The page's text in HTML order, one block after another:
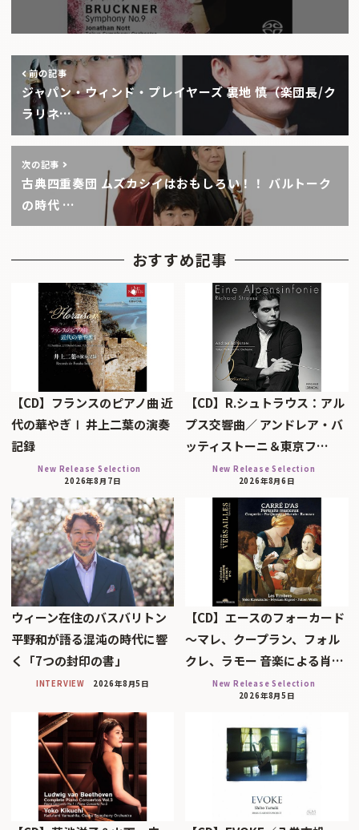
前の記事
ジャパン・ウィンド・プレイヤーズ 裏地 慎（楽団長/ク
ラリネ…
次の記事
古典四重奏団 ムズカシイはおもしろい！！ バルトーク
の時代 …
おすすめ記事
【CD】フランスのピアノ曲 近
代の華やぎⅠ 井上二葉の演奏
記録
New Release Selection
2026年8月7日
【CD】R.シュトラウス：アル
プス交響曲／ アンドレア・バ
ッティストーニ＆東京フ…
New Release Selection
2026年8月6日
ウィーン在住のバスバリトン
平野和が語る混沌の時代に響
く「7つの封印の書」
INTERVIEW 2026年8月5日
【CD】エースのフォーカード
～マレ、クープラン、フォル
クレ、ラモー 音楽による肖…
New Release Selection
2026年8月5日